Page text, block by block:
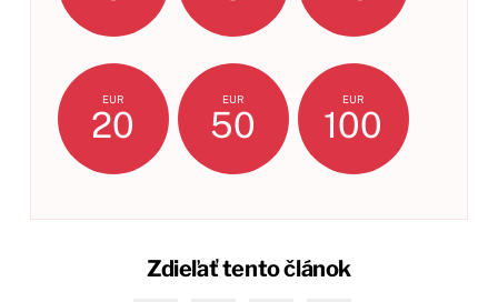
EUR
20
EUR
50
EUR
100
Zdieľať tento článok